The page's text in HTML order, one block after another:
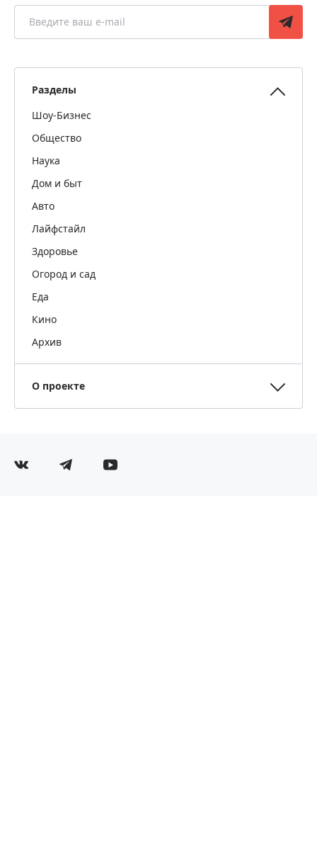
Разделы
Шоу-Бизнес
Общество
Наука
Дом и быт
Авто
Лайфстайл
Здоровье
Огород и сад
Еда
Кино
Архив
О проекте